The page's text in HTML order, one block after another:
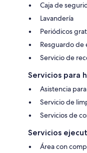
Caja de
Lavandería
Periódicos
Resguardo de
Servicio de
Servicios para
Asistencia
Servicio de
Servicios de
Servicios
Área con